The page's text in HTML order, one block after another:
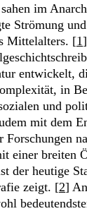
im
Strömung
Mittelalters. [1
entwickelt,
in
und
mit dem
Forschungen
einer breiten
der heutige
zeigt. [2]